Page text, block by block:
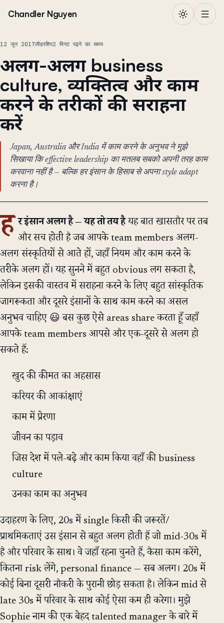
Chandler Nguyen
12 जून 2017लीडरशिप2 मिनट पढ़ने का समय
अलग-अलग business
culture, व्यक्तित्व और काम
करने के तरीकों की सराहना
करें
Japan, Australia और India में काम करने के अनुभव ने मुझे
सिखाया कि effective leadership का मतलब सबको अपनी तरह काम
करवाना नहीं है — बल्कि हर इंसान के हिसाब से अपना style adapt
करना है।
ह र इंसान अलग है — यह तो तय हैयह बात खासतौर पर तब
और सच होती है जब आपके team members अलग-
अलग संस्कृतियों से आते हों, जहाँ नियम और काम करने के
तरीके अलग हों। यह सुनने में बहुत obvious लग सकता है,
लेकिन इसकी वास्तव में सराहना करने के लिए बहुत सांस्कृतिक
जागरूकता और दूसरे इंसानों के साथ काम करने का असल
अनुभव चाहिए 😃 बस कुछ ऐसे areas share करता हूँ जहाँ
आपके team members आपसे और एक-दूसरे से अलग हो
सकते हैं:
खुद की कीमत का अहसास
करियर की आकांक्षाएं
काम में प्रेरणा
जीवन का पड़ाव
जिस देश में पले-बढ़े और काम किया वहाँ की business
culture
उनका काम का अनुभव
उदाहरण के लिए, 20s में single किसी की जरूरतें/
प्राथमिकताएं उस इंसान से बहुत अलग होती हैं जो mid-30s में
है और परिवार के साथ। वे जहाँ रहना चुनते हैं, कैसा काम करेंगे,
कितना risk लेंगे, personal finance — सब अलग। 20s में
कोई बिना दूसरी नौकरी के पुरानी छोड़ सकता है। लेकिन mid से
late 30s में परिवार के साथ कोई ऐसा कम ही करेगा। मुझे
Sophie नाम की एक बेहद talented manager के बारे में